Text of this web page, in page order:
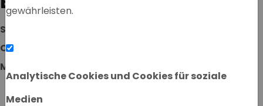
gewährleisten.
Analytische Cookies und Cookies für soziale
Medien
Sie haben ein altes und kaputtes
Chromatographiesystem und möchten ein neueres
Modell kaufen?